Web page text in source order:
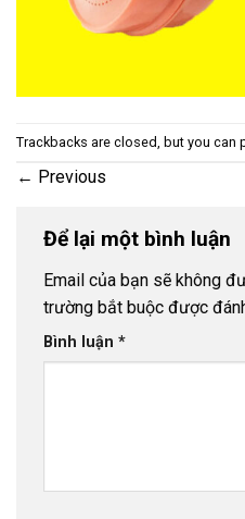
Trackbacks are closed, but you can
← Previous
Để lại một bình luận
Email của bạn sẽ không
trường bắt buộc được
Bình luận *